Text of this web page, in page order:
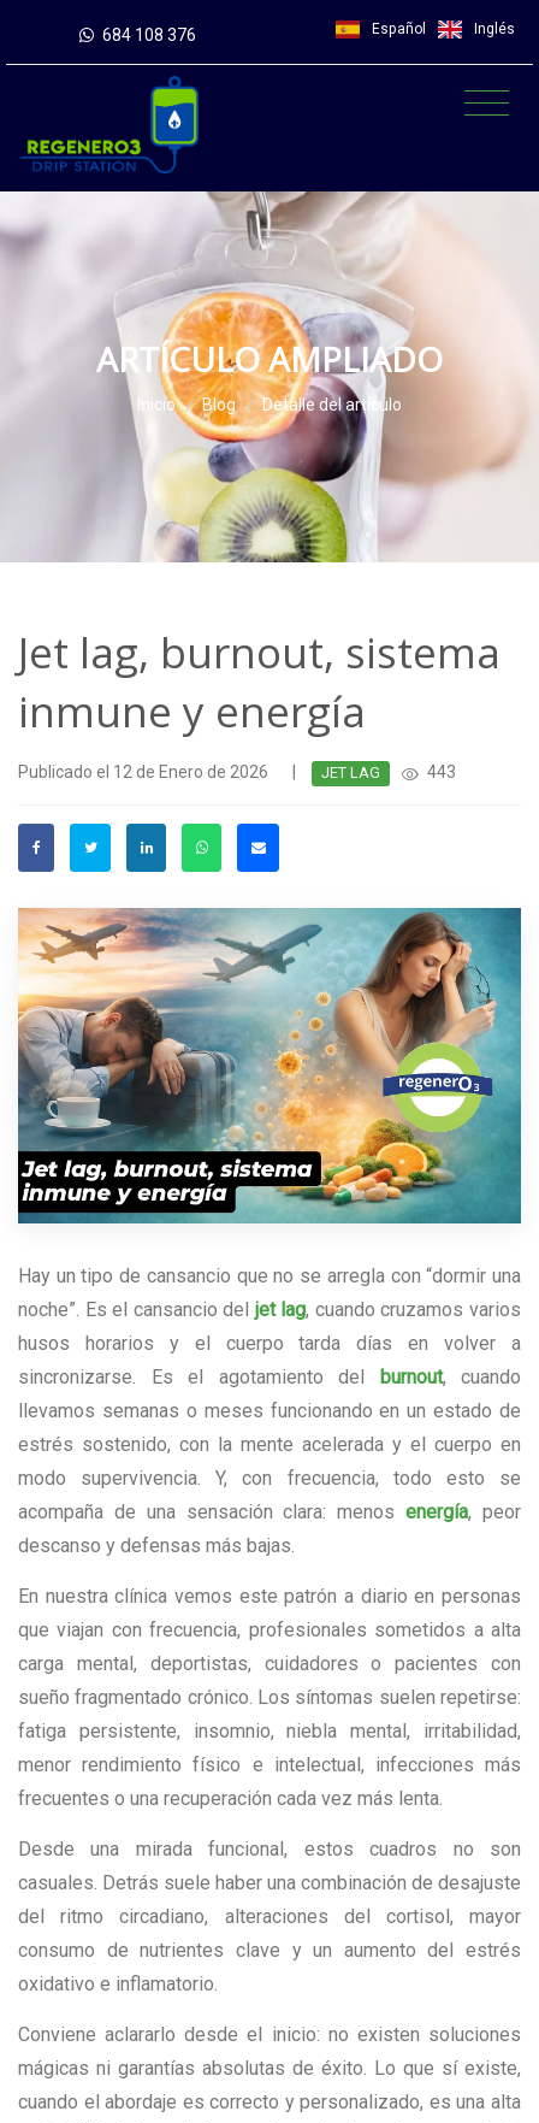
684 108 376 Español Inglés
ARTÍCULO AMPLIADO
Inicio / Blog / Detalle del artículo
Jet lag, burnout, sistema
inmune y energía
Publicado el 12 de Enero de 2026 JET LAG 443
Hay un tipo de cansancio que no se arregla con “dormir una
noche”. Es el cansancio del jet lag, cuando cruzamos varios
husos horarios y el cuerpo tarda días en volver a
sincronizarse. Es el agotamiento del burnout, cuando
llevamos semanas o meses funcionando en un estado de
estrés sostenido, con la mente acelerada y el cuerpo en
modo supervivencia. Y, con frecuencia, todo esto se
acompaña de una sensación clara: menosenergía, peor
descanso y defensas más bajas.
En nuestra clínica vemos este patrón a diario en personas
que viajan con frecuencia, profesionales sometidos a alta
carga mental, deportistas, cuidadores o pacientes con
sueño fragmentado crónico. Los síntomas suelen repetirse:
fatiga persistente, insomnio, niebla mental, irritabilidad,
menor rendimiento físico e intelectual, infecciones más
frecuentes o una recuperación cada vez más lenta.
Desde una mirada funcional, estos cuadros no son
casuales. Detrás suele haber una combinación de desajuste
del ritmo circadiano, alteraciones del cortisol, mayor
consumo de nutrientes clave y un aumento del estrés
oxidativo e inflamatorio.
Conviene aclararlo desde el inicio: no existen soluciones
mágicas ni garantías absolutas de éxito. Lo que sí existe,
cuando el abordaje es correcto y personalizado, es una alta